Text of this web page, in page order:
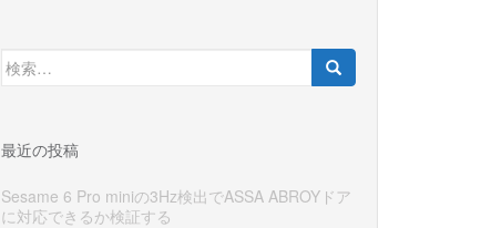
検
索:
最近の投稿
Sesame 6 Pro miniの3Hz検出でASSA ABROYドア
に対応できるか検証する